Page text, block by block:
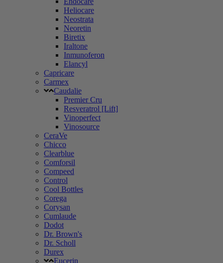
Heliocare
Neostrata
Neoretin
Biretix
Iraltone
Inmunoferon
Elancyl
Capricare
Carmex
Caudalie
Premier Cru
Resveratrol [Lift]
Vinoperfect
Vinosource
CeraVe
Chicco
Clearblue
Comforsil
Compeed
Control
Cool Bottles
Corega
Corysan
Cumlaude
Dodot
Dr. Brown's
Dr. Scholl
Durex
Eucerin